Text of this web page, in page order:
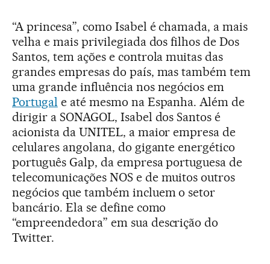
“A princesa”, como Isabel é chamada, a mais
velha e mais privilegiada dos filhos de Dos
Santos, tem ações e controla muitas das
grandes empresas do país, mas também tem
uma grande influência nos negócios em
Portugal e até mesmo na Espanha. Além de
dirigir a SONAGOL, Isabel dos Santos é
acionista da UNITEL, a maior empresa de
celulares angolana, do gigante energético
português Galp, da empresa portuguesa de
telecomunicações NOS e de muitos outros
negócios que também incluem o setor
bancário. Ela se define como
“empreendedora” em sua descrição do
Twitter.